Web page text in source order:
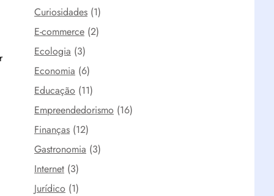
Curiosidades (1)
E-commerce (2)
Ecologia (3)
Economia (6)
Educação (11)
Empreendedorismo (16)
Finanças (12)
Gastronomia (3)
Internet (3)
Jurídico (1)